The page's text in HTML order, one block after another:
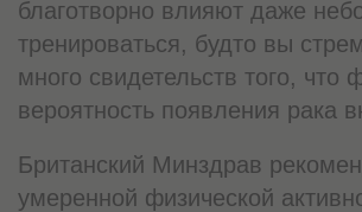
благотворно влияют даже
тренироваться, будто вы
много свидетельств того,
вероятность появления рака
Британский Минздрав
умеренной физической